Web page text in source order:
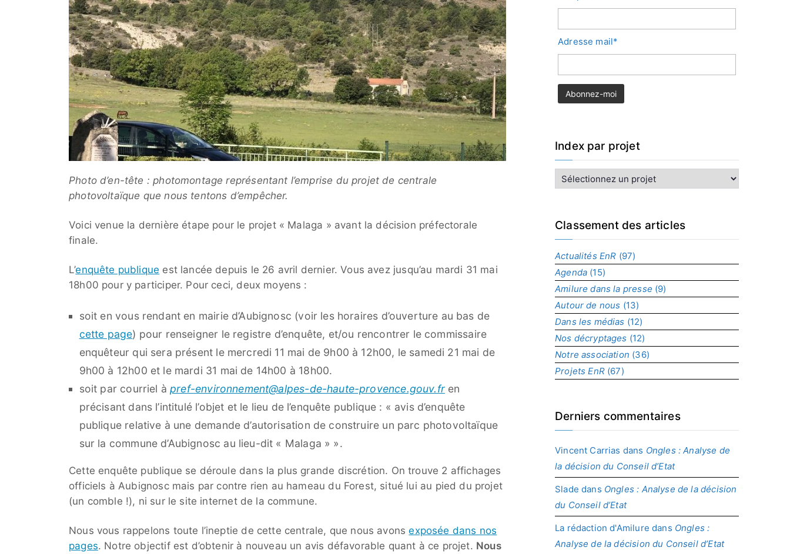
Photo d’en-tête : photomontage représentant l’emprise du projet de centrale
photovoltaïque que nous tentons d’empêcher.
Voici venue la dernière étape pour le projet « Malaga » avant la décision préfectorale
finale.
L’enquête publique est lancée depuis le 26 avril dernier. Vous avez jusqu’au mardi 31 mai
18h00 pour y participer. Pour ceci, deux moyens :
soit en vous rendant en mairie d’Aubignosc (voir les horaires d’ouverture au bas de
cette page) pour renseigner le registre d’enquête, et/ou rencontrer le commissaire
enquêteur qui sera présent le mercredi 11 mai de 9h00 à 12h00, le samedi 21 mai de
9h00 à 12h00 et le mardi 31 mai de 14h00 à 18h00.
soit par courriel àpref-environnement@alpes-de-haute-provence.gouv.fren
précisant dans l’intitulé l’objet et le lieu de l’enquête publique : « avis d’enquête
publique relative à une demande d’autorisation de construire un parc photovoltaïque
sur la commune d’Aubignosc au lieu-dit « Malaga » ».
Cette enquête publique se déroule dans la plus grande discrétion. On trouve 2 affichages
officiels à Aubignosc mais par contre rien au hameau du Forest, situé lui au pied du projet
(un comble !), ni sur le site internet de la commune.
Nous vous rappelons toute l’ineptie de cette centrale, que nous avonsexposée dans nos
pages. Notre objectif est d’obtenir à nouveau un avis défavorable quant à ce projet. Nous
Adresse mail*
Index par projet
n
x
r
p
r
o
j
e
t
Classement des articles
Actualités EnR (97)
Agenda (15)
Amilure dans la presse (9)
Autour de nous (13)
Dans les médias (12)
Nos décryptages (12)
Notre association (36)
Projets EnR(67)
Derniers commentaires
Vincent Carrias dans Ongles : Analyse de
la décision du Conseil d’Etat
Slade dans Ongles : Analyse de la décision
du Conseil d’Etat
La rédaction d'Amilure dans Ongles :
Analyse de la décision du Conseil d’Etat